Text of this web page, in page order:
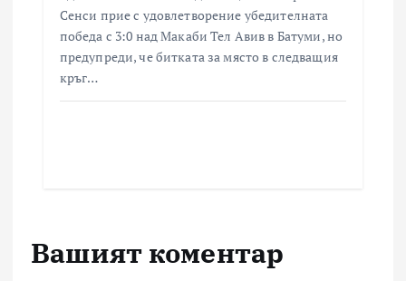
Сенси прие с удовлетворение убедителната
победа с 3:0 над Макаби Тел Авив в Батуми, но
предупреди, че битката за място в следващия
кръг…
Вашият коментар